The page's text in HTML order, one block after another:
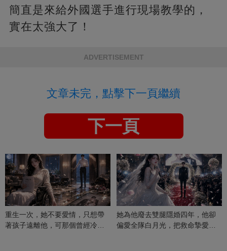
簡直是來給外國選手進行現場教學的，
實在太強大了！
ADVERTISEMENT
文章未完，點擊下一頁繼續
下一頁
重生一次，她不要愛情，只想帶
著孩子遠離他，可那個曾經冷漠
她為他廢去雙腿隱婚四年，他卻
偏愛全隊白月光，把救命摯愛當